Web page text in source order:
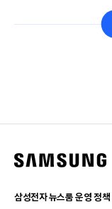
삼성전자 뉴스룸 운영 정책